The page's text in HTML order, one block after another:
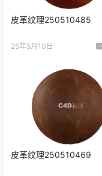
皮革纹理250510485
25年5月10日
皮革纹理250510469